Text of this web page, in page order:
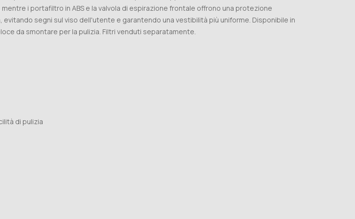
i portafiltro in ABS e la valvola di espirazione frontale offrono una protezione
segni sul viso dell'utente e garantendo una vestibilità più uniforme. Disponibile in
da smontare per la pulizia. Filtri venduti separatamente.
di pulizia